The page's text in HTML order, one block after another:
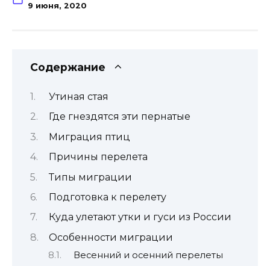
9 июня, 2020
Содержание
Утиная стая
Где гнездятся эти пернатые
Миграция птиц
Причины перелета
Типы миграции
Подготовка к перелету
Куда улетают утки и гуси из России
Особенности миграции
Весенний и осенний перелеты